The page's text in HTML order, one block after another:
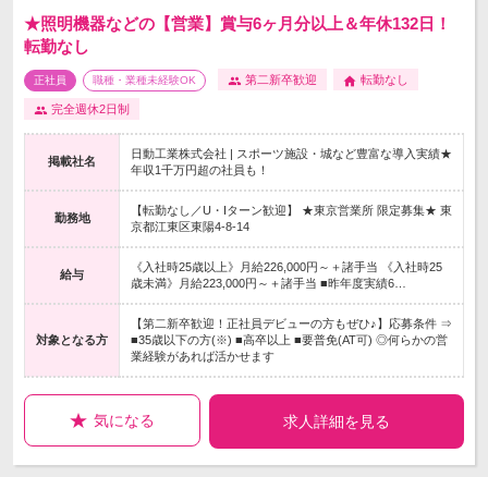
★照明機器などの【営業】賞与6ヶ月分以上＆年休132日！
転勤なし
正社員 職種・業種未経験OK 第二新卒歓迎 転勤なし
完全週休2日制
掲載社名
日動工業株式会社 | スポーツ施設・城など豊富な導入実績★
年収1千万円超の社員も！
勤務地
【転勤なし／U・Iターン歓迎】 ★東京営業所 限定募集★ 東
京都江東区東陽4-8-14
給与
《入社時25歳以上》月給226,000円～＋諸手当 《入社時25
歳未満》月給223,000円～＋諸手当 ■昨年度実績6…
対象となる方
【第二新卒歓迎！正社員デビューの方もぜひ♪】応募条件 ⇒
■35歳以下の方(※) ■高卒以上 ■要普免(AT可) ◎何らかの営
業経験があれば活かせます
気になる 求人詳細を見る